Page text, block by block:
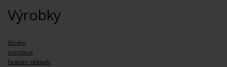
Výrobky
Stínění
Ventilace
Fasádní obklady